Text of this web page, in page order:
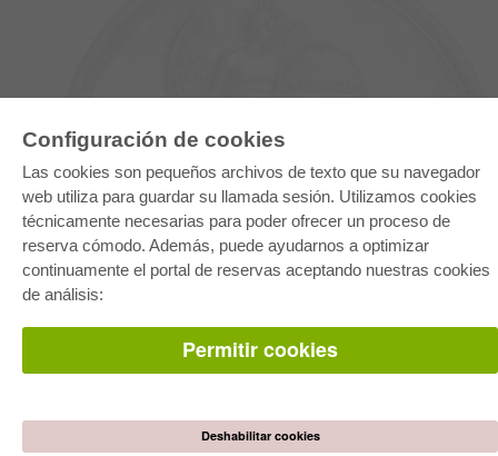
Configuración de cookies
Las cookies son pequeños archivos de texto que su navegador
web utiliza para guardar su llamada sesión. Utilizamos cookies
técnicamente necesarias para poder ofrecer un proceso de
reserva cómodo. Además, puede ayudarnos a optimizar
continuamente el portal de reservas aceptando nuestras cookies
de análisis:
Permitir cookies
Deshabilitar cookies
E-COLLECTION
Paquete de especialidades
Pick & Choose
Preguntas mas frequentes(FAQ)